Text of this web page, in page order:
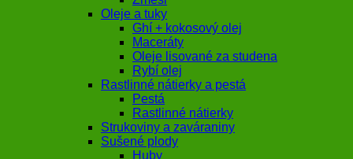
Oleje a tuky
Ghí + kokosový olej
Maceráty
Oleje lisované za studena
Rybí olej
Rastlinné nátierky a pestá
Pestá
Rastlinné nátierky
Strukoviny a zaváraniny
Sušené plody
Huby